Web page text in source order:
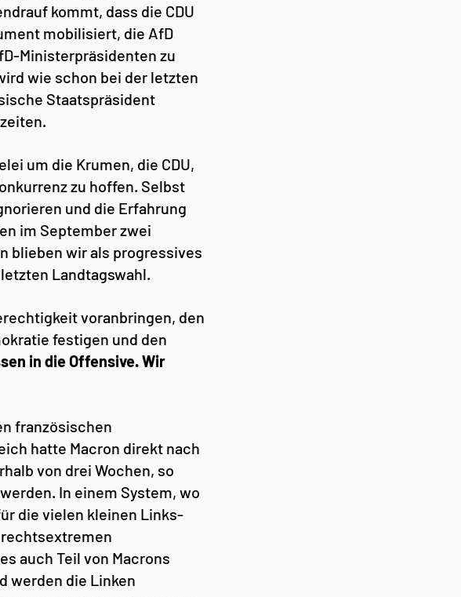
kommt, dass die CDU
mobilisiert, die AfD
Ministerpräsidenten zu
wie schon bei der letzten
Staatspräsident
um die Krumen, die CDU,
zu hoffen. Selbst
und die Erfahrung
im September zwei
blieben wir als progressives
Landtagswahl.
voranbringen, den
festigen und den
in die Offensive. Wir
französischen
hatte Macron direkt nach
von drei Wochen, so
In einem System, wo
die vielen kleinen Links-
auch Teil von Macrons
werden die Linken